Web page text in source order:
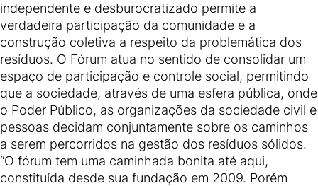
independente e desburocratizado permite a
verdadeira participação da comunidade e a
construção coletiva a respeito da problemática dos
resíduos. O Fórum atua no sentido de consolidar um
espaço de participação e controle social, permitindo
que a sociedade, através de uma esfera pública, onde
o Poder Público, as organizações da sociedade civil e
pessoas decidam conjuntamente sobre os caminhos
a serem percorridos na gestão dos resíduos sólidos.
“O fórum tem uma caminhada bonita até aqui,
constituída desde sua fundação em 2009. Porém